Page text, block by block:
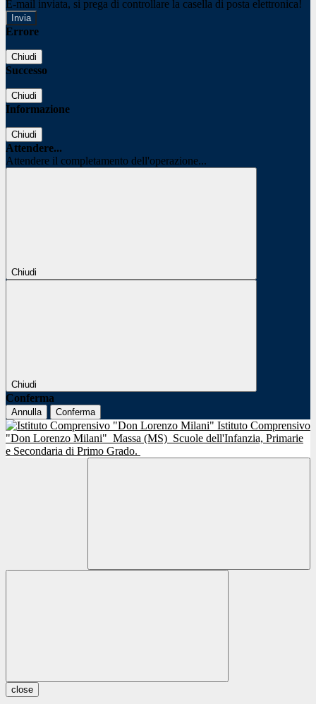
E-mail inviata, si prega di controllare la casella di posta elettronica!
Errore
Chiudi
Successo
Chiudi
Informazione
Chiudi
Attendere...
Attendere il completamento dell'operazione...
Chiudi
Chiudi
Conferma
Annulla Conferma
Istituto Comprensivo
"Don Lorenzo Milani" Massa (MS) Scuole dell'Infanzia, Primarie
e Secondaria di Primo Grado.
close